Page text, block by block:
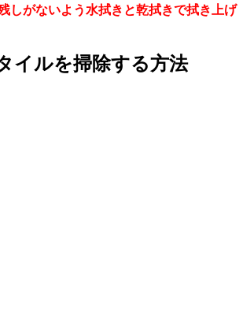
しがないよう水拭きと乾拭きで拭き上げ
イルを掃除する方法